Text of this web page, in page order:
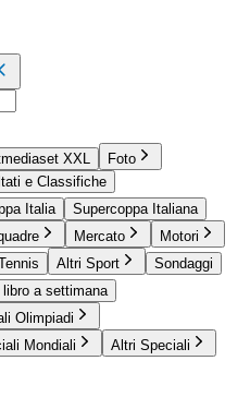
XXL
Foto
e Classifiche
Italia
Supercoppa Italiana
Mercato
Motori
Altri Sport
Sondaggi
libro a settimana
Olimpiadi
Mondiali Altri Speciali